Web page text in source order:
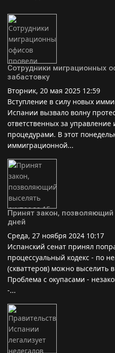
Сотрудники миграционных
забастовку
Вторник, 20 мая 2025 12:59
Вступление в силу новых
Испании вызвало волну
ответственных за
процедурами. В этот
иммиграционной...
Принят закон, позволяющий
дней
Среда, 27 ноября 2024 10:17
Испанский сенат принял
процессуальный кодекс - по
(скваттеров) можно выселить
Проблема с окупасами -
-...